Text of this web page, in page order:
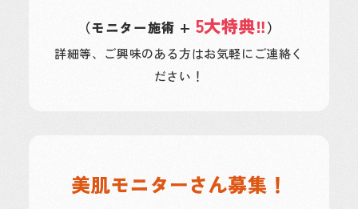
（モニター施術 + 5大特典‼）
詳細等、ご興味のある方はお気軽にご連絡く
ださい！
美肌モニターさん募集！